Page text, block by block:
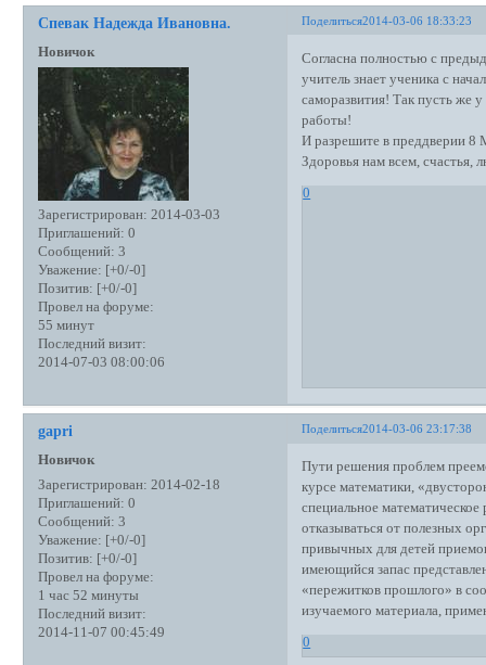
Поделиться2014-03-06 18:33:23
Спевак Надежда Ивановна.
Новичок
Зарегистрирован: 2014-03-03
Приглашений: 0
Сообщений: 3
Уважение: [+0/-0]
Позитив: [+0/-0]
Провел на форуме:
55 минут
Последний визит:
2014-07-03 08:00:06
Согласна полностью с
учитель знает ученика с
саморазвития! Так пусть же
работы!
И разрешите в преддверии 8
Здоровья нам всем, счастья,
0
Поделиться2014-03-06 23:17:38
gapri
Новичок
Зарегистрирован: 2014-02-18
Приглашений: 0
Сообщений: 3
Уважение: [+0/-0]
Позитив: [+0/-0]
Провел на форуме:
1 час 52 минуты
Последний визит:
2014-11-07 00:45:49
Пути решения проблем
курсе математики,
специальное
отказываться от полезных
привычных для детей
имеющийся запас
«пережитков прошлого» в
изучаемого материала,
0